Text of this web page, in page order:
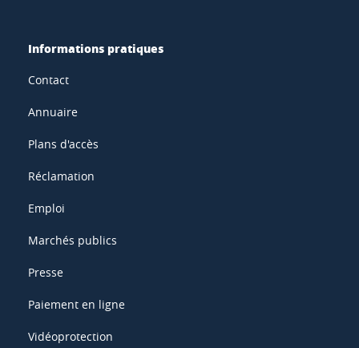
Informations pratiques
Contact
Annuaire
Plans d'accès
Réclamation
Emploi
Marchés publics
Presse
Paiement en ligne
Vidéoprotection